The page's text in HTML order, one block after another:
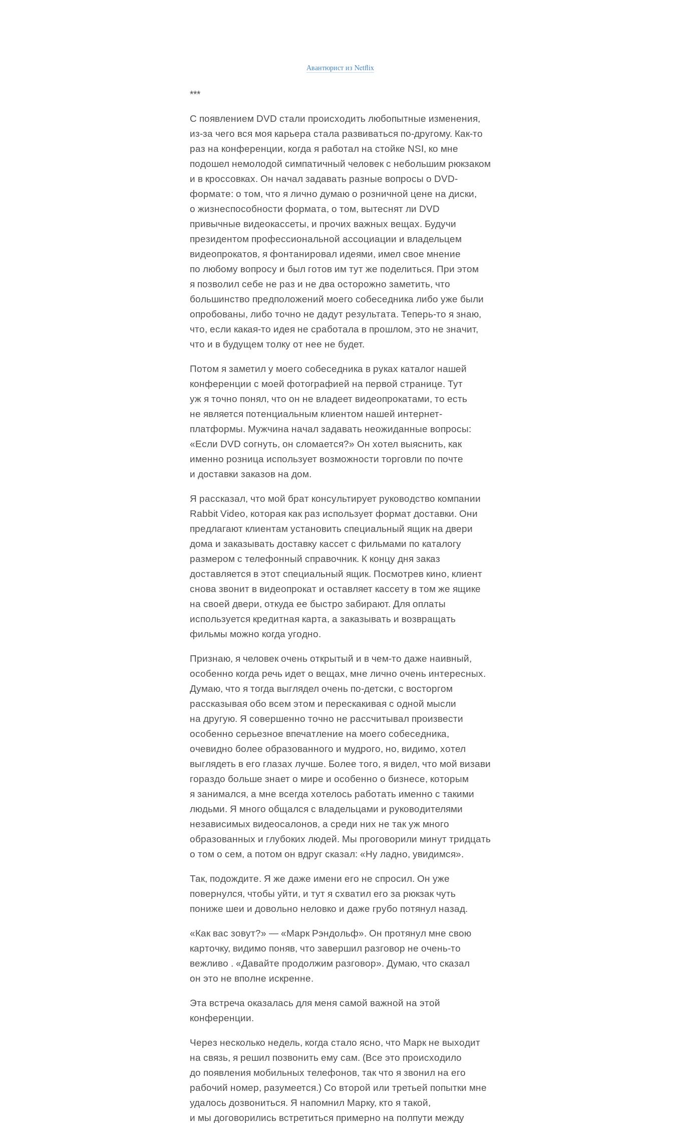
Авантюрист из Netflix
***
С появлением DVD стали происходить любопытные изменения,
из-за чего вся моя карьера стала развиваться по-другому. Как-то
раз на конференции, когда я работал на стойке NSI, ко мне
подошел немолодой симпатичный человек с небольшим рюкзаком
и в кроссовках. Он начал задавать разные вопросы о DVD-
формате: о том, что я лично думаю о розничной цене на диски,
о жизнеспособности формата, о том, вытеснят ли DVD
привычные видеокассеты, и прочих важных вещах. Будучи
президентом профессиональной ассоциации и владельцем
видеопрокатов, я фонтанировал идеями, имел свое мнение
по любому вопросу и был готов им тут же поделиться. При этом
я позволил себе не раз и не два осторожно заметить, что
большинство предположений моего собеседника либо уже были
опробованы, либо точно не дадут результата. Теперь-то я знаю,
что, если какая-то идея не сработала в прошлом, это не значит,
что и в будущем толку от нее не будет.
Потом я заметил у моего собеседника в руках каталог нашей
конференции с моей фотографией на первой странице. Тут
уж я точно понял, что он не владеет видеопрокатами, то есть
не является потенциальным клиентом нашей интернет-
платформы. Мужчина начал задавать неожиданные вопросы:
«Если DVD согнуть, он сломается?» Он хотел выяснить, как
именно розница использует возможности торговли по почте
и доставки заказов на дом.
Я рассказал, что мой брат консультирует руководство компании
Rabbit Video, которая как раз использует формат доставки. Они
предлагают клиентам установить специальный ящик на двери
дома и заказывать доставку кассет с фильмами по каталогу
размером с телефонный справочник. К концу дня заказ
доставляется в этот специальный ящик. Посмотрев кино, клиент
снова звонит в видеопрокат и оставляет кассету в том же ящике
на своей двери, откуда ее быстро забирают. Для оплаты
используется кредитная карта, а заказывать и возвращать
фильмы можно когда угодно.
Признаю, я человек очень открытый и в чем-то даже наивный,
особенно когда речь идет о вещах, мне лично очень интересных.
Думаю, что я тогда выглядел очень по-детски, с восторгом
рассказывая обо всем этом и перескакивая с одной мысли
на другую. Я совершенно точно не рассчитывал произвести
особенно серьезное впечатление на моего собеседника,
очевидно более образованного и мудрого, но, видимо, хотел
выглядеть в его глазах лучше. Более того, я видел, что мой визави
гораздо больше знает о мире и особенно о бизнесе, которым
я занимался, а мне всегда хотелось работать именно с такими
людьми. Я много общался с владельцами и руководителями
независимых видеосалонов, а среди них не так уж много
образованных и глубоких людей. Мы проговорили минут тридцать
о том о сем, а потом он вдруг сказал: «Ну ладно, увидимся».
Так, подождите. Я же даже имени его не спросил. Он уже
повернулся, чтобы уйти, и тут я схватил его за рюкзак чуть
пониже шеи и довольно неловко и даже грубо потянул назад.
«Как вас зовут?» — «Марк Рэндольф». Он протянул мне свою
карточку, видимо поняв, что завершил разговор не очень-то
вежливо . «Давайте продолжим разговор». Думаю, что сказал
он это не вполне искренне.
Эта встреча оказалась для меня самой важной на этой
конференции.
Через несколько недель, когда стало ясно, что Марк не выходит
на связь, я решил позвонить ему сам. (Все это происходило
до появления мобильных телефонов, так что я звонил на его
рабочий номер, разумеется.) Со второй или третьей попытки мне
удалось дозвониться. Я напомнил Марку, кто я такой,
и мы договорились встретиться примерно на полпути между